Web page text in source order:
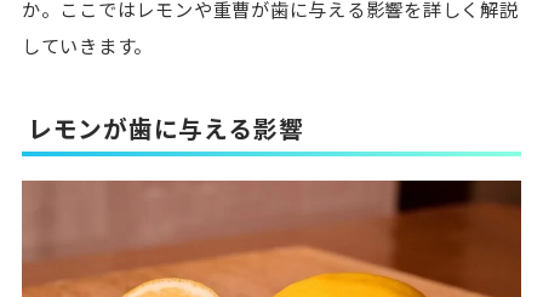
か。ここではレモンや重曹が歯に与える影響を詳しく解説
していきます。
レモンが歯に与える影響